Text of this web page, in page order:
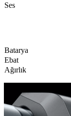
Ses
Batarya
Ebat
Ağırlık